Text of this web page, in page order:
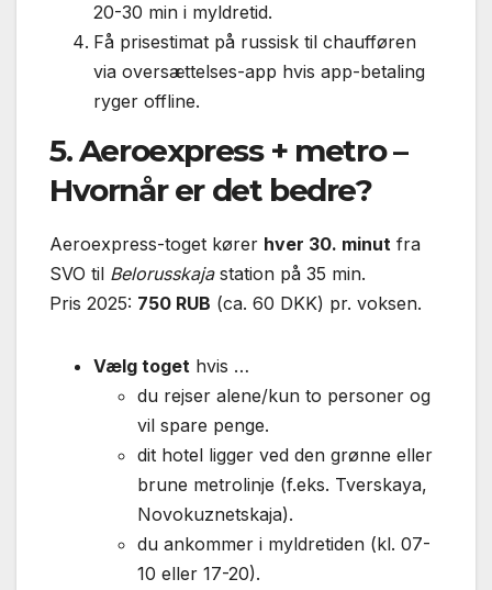
20-30 min i myldretid.
Få prisestimat på russisk til chaufføren
via oversættelses-app hvis app-betaling
ryger offline.
5. Aeroexpress + metro –
Hvornår er det bedre?
Aeroexpress-toget kører hver 30. minut fra
SVO til Belorusskajastation på 35 min.
Pris 2025: 750 RUB (ca. 60 DKK) pr. voksen.
Vælg toget hvis …
du rejser alene/kun to personer og
vil spare penge.
dit hotel ligger ved den grønne eller
brune metrolinje (f.eks. Tverskaya,
Novokuznetskaja).
du ankommer i myldretiden (kl. 07-
10 eller 17-20).